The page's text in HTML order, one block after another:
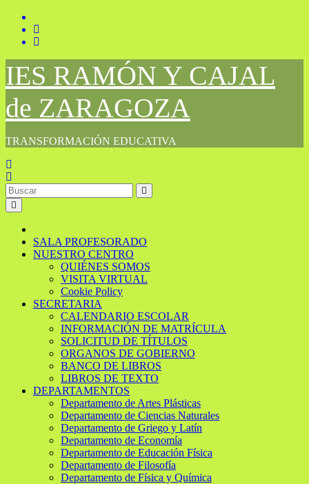
Saltar
contenido
IES RAMÓN Y CAJAL
de ZARAGOZA
TRANSFORMACIÓN EDUCATIVA
SALA PROFESORADO
NUESTRO CENTRO
QUIÉNES SOMOS
VISITA VIRTUAL
Cookie Policy
SECRETARIA
CALENDARIO ESCOLAR
INFORMACIÓN DE MATRÍCULA
SOLICITUD DE TÍTULOS
ORGANOS DE GOBIERNO
BANCO DE LIBROS
LIBROS DE TEXTO
DEPARTAMENTOS
Departamento de Artes Plásticas
Departamento de Ciencias Naturales
Departamento de Griego y Latín
Departamento de Economía
Departamento de Educación Física
Departamento de Filosofía
Departamento de Física y Química